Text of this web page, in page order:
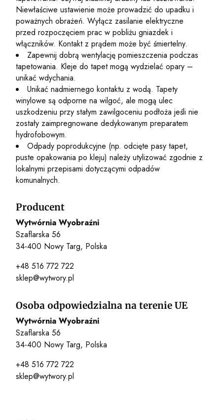
Niewłaściwe ustawienie może prowadzić do upadku i
poważnych obrażeń. Wyłącz zasilanie elektryczne
przed rozpoczęciem prac w pobliżu gniazdek i
włączników. Kontakt z prądem może być śmiertelny.
Zapewnij dobrą wentylację pomieszczenia podczas
tapetowania. Kleje do tapet mogą wydzielać opary –
unikać wdychania.
Unikać nadmiernego kontaktu z wodą. Tapety
winylowe są odporne na wilgoć, ale mogą ulec
uszkodzeniu przy stałym zawilgoceniu podłoża jeśli nie
zostały zaimpregnowane dedykowanym preparatem
hydrofobowym.
Odpady poprodukcyjne (np. odcięte pasy tapet,
puste opakowania po kleju) należy utylizować zgodnie z
lokalnymi przepisami dotyczącymi odpadów
komunalnych.
Producent
Wytwórnia Wyobraźni
Szaflarska 56
34-400 Nowy Targ, Polska
+48 516 772 722
sklep@wytwory.pl
Osoba odpowiedzialna na terenie UE
Wytwórnia Wyobraźni
Szaflarska 56
34-400 Nowy Targ, Polska
+48 516 772 722
sklep@wytwory.pl